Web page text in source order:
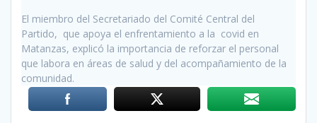
El miembro del Secretariado del Comité Central del
Partido, que apoya el enfrentamiento a la covid en
Matanzas, explicó la importancia de reforzar el personal
que labora en áreas de salud y del acompañamiento de la
comunidad.